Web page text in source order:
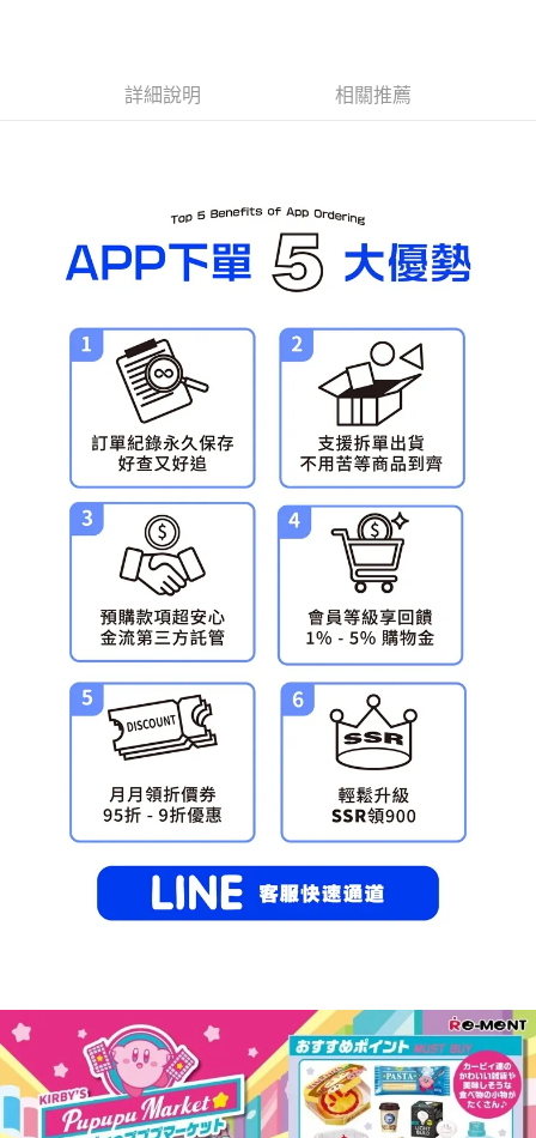
預購-7-11取貨付款(舊)
每筆NT$90，滿NT$3,000(含以上)免運費
預購-宅配(舊)
每筆NT$120，滿NT$3,000(含以上)免運費
預購-宅配(離島)(舊)
每筆NT$160，滿NT$3,000(含以上)免運費
東海門市自取，需自備購物袋取貨唷。
詳細說明 相關推薦